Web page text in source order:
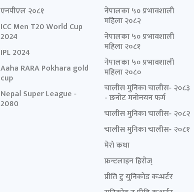
एनपीएल २०८१
ICC Men T20 World Cup
2024
IPL 2024
Aaha RARA Pokhara gold
cup
Nepal Super League -
2080
नेपालका ५० प्रभावशाली
महिला २०८२
नेपालका ५० प्रभावशाली
महिला २०८१
नेपालका ५० प्रभावशाली
महिला २०८०
चालीस मुनिका चालीस- २०८३
- छनोट मनोनयन फर्म
चालीस मुनिका चालीस- २०८२
चालीस मुनिका चालीस- २०८१
मेरो कथा
फ्रन्टलाइन हिरोज्
प्रीति टु युनिकोड कन्भर्टर